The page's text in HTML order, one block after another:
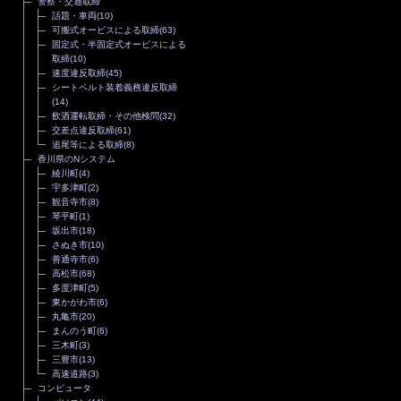
話題・車両(10)
可搬式オービスによる取締(63)
固定式・半固定式オービスによる
取締(10)
速度違反取締(45)
シートベルト装着義務違反取締
(14)
飲酒運転取締・その他検問(32)
交差点違反取締(61)
追尾等による取締(8)
香川県のNシステム
綾川町(4)
宇多津町(2)
観音寺市(8)
琴平町(1)
坂出市(18)
さぬき市(10)
善通寺市(6)
高松市(68)
多度津町(5)
東かがわ市(6)
丸亀市(20)
まんのう町(6)
三木町(3)
三豊市(13)
高速道路(3)
コンピュータ